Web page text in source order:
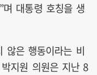
대통령 호칭을 생
않은 행동이라는 비
지원 의원은 지난 8